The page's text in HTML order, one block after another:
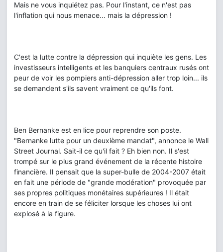
Mais ne vous inquiétez pas. Pour l'instant, ce n'est pas
l'inflation qui nous menace... mais la dépression !
C'est la lutte contre la dépression qui inquiète les gens. Les
investisseurs intelligents et les banquiers centraux rusés ont
peur de voir les pompiers anti-dépression aller trop loin... ils
se demandent s'ils savent vraiment ce qu'ils font.
Ben Bernanke est en lice pour reprendre son poste.
"Bernanke lutte pour un deuxième mandat", annonce le Wall
Street Journal. Sait-il ce qu'il fait ? Eh bien non. Il s'est
trompé sur le plus grand événement de la récente histoire
financière. Il pensait que la super-bulle de 2004-2007 était
en fait une période de "grande modération" provoquée par
ses propres politiques monétaires supérieures ! Il était
encore en train de se féliciter lorsque les choses lui ont
explosé à la figure.